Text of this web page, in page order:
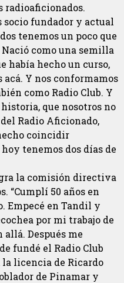
radioaficionados.
socio fundador y actual
tenemos un poco que
como una semilla
había hecho un curso,
acá. Y nos conformamos
como Radio Club. Y
que nosotros no
Radio Aficionado,
coincidir
tenemos dos días de
la comisión directiva
“Cumplí 50 años en
Empecé en Tandil y
por mi trabajo de
Después me
fundé el Radio Club
la licencia de Ricardo
de Pinamar y